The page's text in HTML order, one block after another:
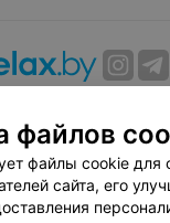
договор
по
«Афиша»
файлов
файлы cookie для
сайта, его